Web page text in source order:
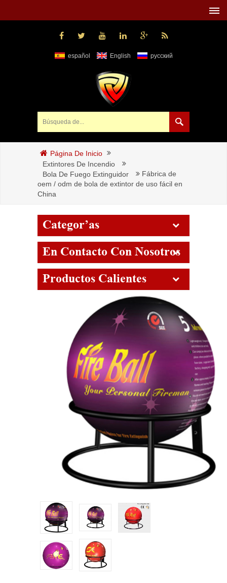
español English русский
Página De Inicio
Extintores De Incendio
Bola De Fuego Extinguidor
Fábrica de
oem / odm de bola de extintor de uso fácil en
China
Categorías
En Contacto Con Nosotros
Productos Calientes